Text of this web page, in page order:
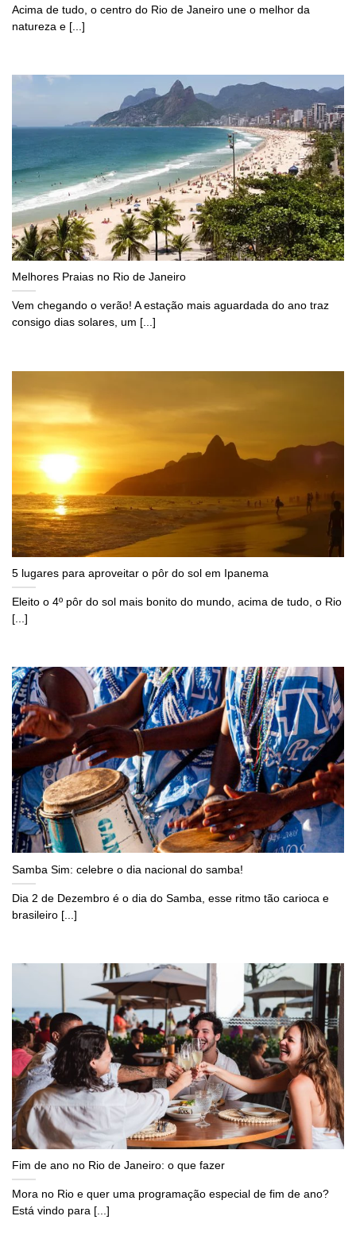
Acima de tudo, o centro do Rio de Janeiro une o melhor da
natureza e [...]
Melhores Praias no Rio de Janeiro
Vem chegando o verão! A estação mais aguardada do ano traz
consigo dias solares, um [...]
5 lugares para aproveitar o pôr do sol em Ipanema
Eleito o 4º pôr do sol mais bonito do mundo, acima de tudo, o Rio
[...]
Samba Sim: celebre o dia nacional do samba!
Dia 2 de Dezembro é o dia do Samba, esse ritmo tão carioca e
brasileiro [...]
Fim de ano no Rio de Janeiro: o que fazer
Mora no Rio e quer uma programação especial de fim de ano?
Está vindo para [...]